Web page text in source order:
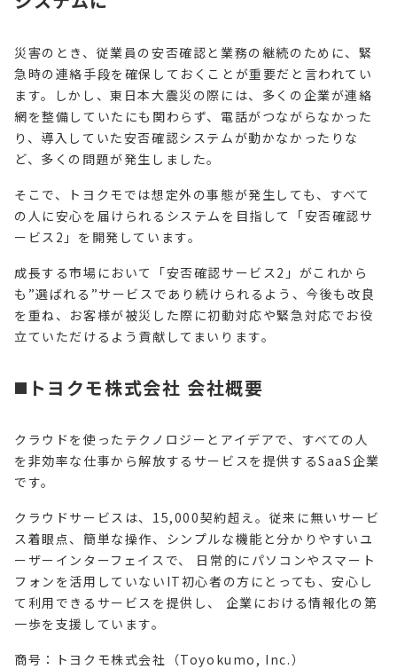
災害のとき、従業員の安否確認と業務の継続のために、緊
急時の連絡手段を確保しておくことが重要だと言われてい
ます。しかし、東日本大震災の際には、多くの企業が連絡
網を整備していたにも関わらず、電話がつながらなかった
り、導入していた安否確認システムが動かなかったりな
ど、多くの問題が発生しました。
そこで、トヨクモでは想定外の事態が発生しても、すべて
の人に安心を届けられるシステムを目指して「安否確認サ
ービス2」を開発しています。
成長する市場において「安否確認サービス2」がこれから
も”選ばれる”サービスであり続けられるよう、今後も改良
を重ね、お客様が被災した際に初動対応や緊急対応でお役
立ていただけるよう貢献してまいります。
◼️トヨクモ株式会社 会社概要
クラウドを使ったテクノロジーとアイデアで、すべての人
を非効率な仕事から解放するサービスを提供するSaaS企業
です。
クラウドサービスは、15,000契約超え。従来に無いサービ
ス着眼点、簡単な操作、シンプルな機能と分かりやすいユ
ーザーインターフェイスで、 日常的にパソコンやスマート
フォンを活用していないIT初心者の方にとっても、安心し
て利用できるサービスを提供し、 企業における情報化の第
一歩を支援しています。
商号：トヨクモ株式会社（Toyokumo, Inc.）